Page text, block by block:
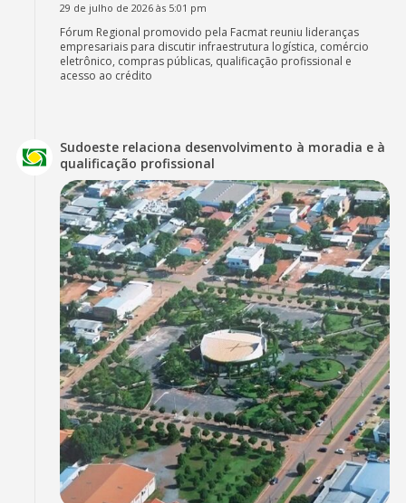
29 de julho de 2026 às 5:01 pm
Fórum Regional promovido pela Facmat reuniu lideranças
empresariais para discutir infraestrutura logística, comércio
eletrônico, compras públicas, qualificação profissional e
acesso ao crédito
Sudoeste relaciona desenvolvimento à moradia e à
qualificação profissional